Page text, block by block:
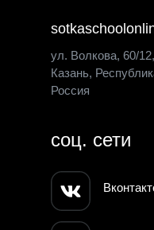
ул. Волкова, 60/
Казань,
Россия
соц. сети